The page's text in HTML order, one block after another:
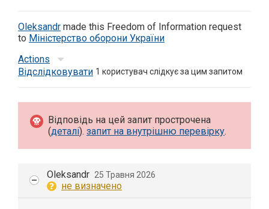
Oleksandr made this Freedom of Information request
to Міністерство оборони України
Actions
Відслідковувати 1 користувач слідкує за цим запитом
Відповідь на цей запит прострочена
(деталі). запит на внутрішню перевірку.
Oleksandr 25 Травня 2026
не визначено